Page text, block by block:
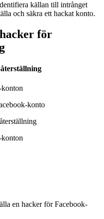
källan till intrånget
och säkra ett hackat konto.
för
konto
en hacker för Facebook-